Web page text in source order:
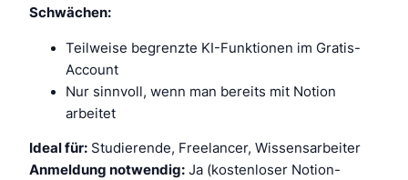
Schwächen:
Teilweise begrenzte KI-Funktionen im Gratis-
Account
Nur sinnvoll, wenn man bereits mit Notion
arbeitet
Ideal für: Studierende, Freelancer, Wissensarbeiter
Anmeldung notwendig: Ja (kostenloser Notion-